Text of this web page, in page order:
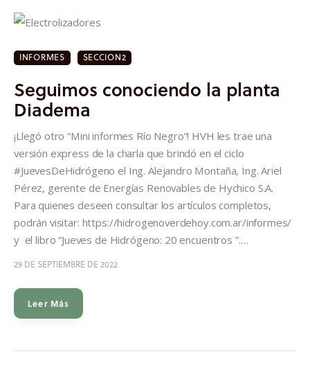
INFORMES SECCION2
Seguimos conociendo la planta
Diadema
¡Llegó otro “Mini informes Río Negro”! HVH les trae una
versión express de la charla que brindó en el ciclo
#JuevesDeHidrógeno el Ing. Alejandro Montaña, Ing. Ariel
Pérez, gerente de Energías Renovables de Hychico S.A.
Para quienes deseen consultar los artículos completos,
podrán visitar: https://hidrogenoverdehoy.com.ar/informes/
y el libro “Jueves de Hidrógeno: 20 encuentros ”.…
29 DE SEPTIEMBRE DE 2022
Leer Más